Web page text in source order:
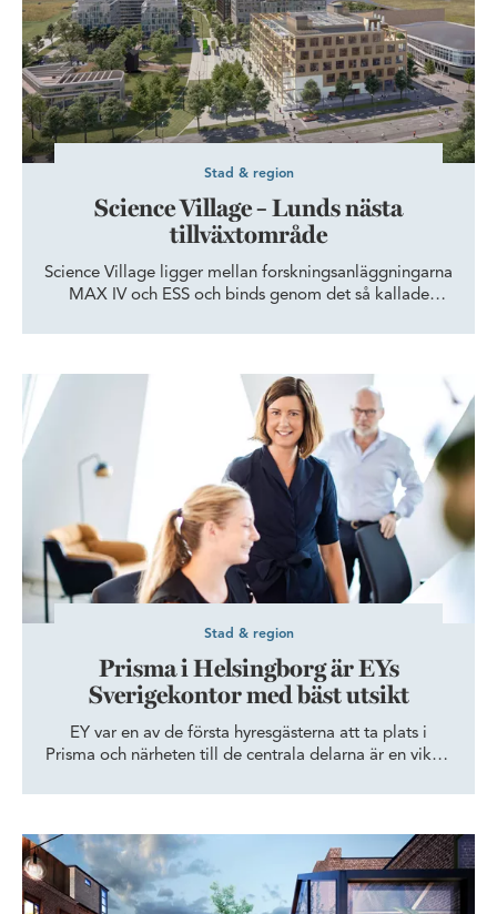
Stad & region
Science Village – Lunds nästa
tillväxtområde
Science Village ligger mellan forskningsanläggningarna
MAX IV och ESS och binds genom det så kallade
verksamheter som Lunds universitet, Skånes
Kunskapsstråkets fysiska länk är den nyligen etablerade
spårvägen som går från Lund C, genom Ideon Science
Park och vidare ut till Science Village.
Prisma i Helsingborg är EYs Sverigekontor med bäst utsikt
Stad & region
Prisma i Helsingborg är EYs
Sverigekontor med bäst utsikt
EY var en av de första hyresgästerna att ta plats i
Prisma och närheten till de centrala delarna är en viktig
Helsingborgskontoret sin hemvist i Prismahuset i
Oceanhamnen, Helsingborgs nyaste stadsdel.
Historisk och unik möjlighet för mindre och medelstora företag